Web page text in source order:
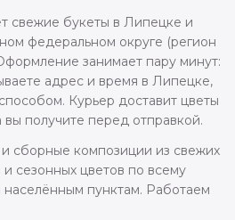
свежие букеты в Липецке и
федеральном округе (регион
занимает пару минут:
адрес и время в Липецке,
Курьер доставит цветы
получите перед отправкой.
сборные композиции из свежих
сезонных цветов по всему
пунктам. Работаем